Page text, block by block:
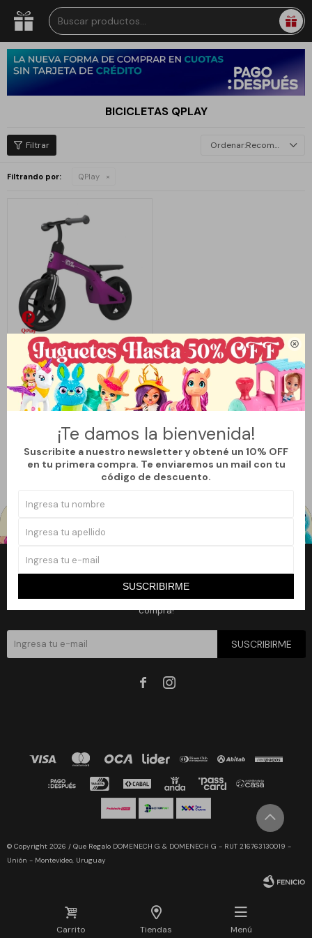

¡Te damos la bienvenida!
Suscribite a nuestro newsletter y obtené un 10% OFF
en tu primera compra. Te enviaremos un mail con tu
código de descuento.
SUSCRIBIRME
Carrito Tiendas Menú
BICICLETAS QPLAY
Recomendados
Filtrando por: QPlay
LlegaMAÑANA
BICICLETA S/PEDALES QPLAY
TECH - VIOLETA
$2.990
Newsletter
¡Suscribite a nuestro newsletter y accedé a un 10% off en tu primera
compra!
SUSCRIBIRME
 
© Copyright 2026 / Que Regalo DOMENECH G & DOMENECH G - RUT 216763130019 -
Unión - Montevideo, Uruguay